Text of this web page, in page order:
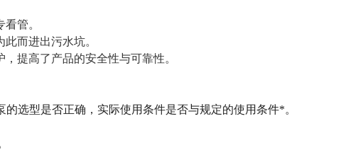
管。
而进出污水坑。
提高了产品的安全性与可靠性。
的选型是否正确，实际使用条件是否与规定的使用条件*。